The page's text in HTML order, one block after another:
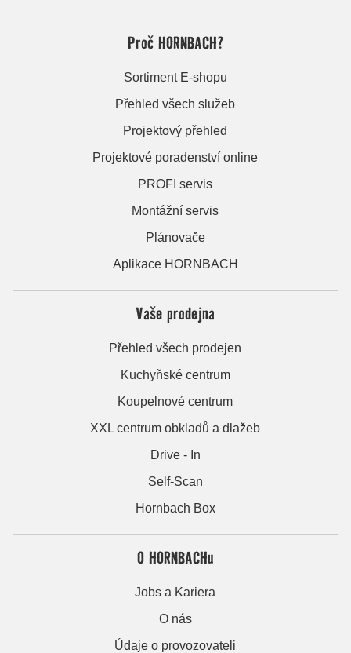
Proč HORNBACH?
Sortiment E-shopu
Přehled všech služeb
Projektový přehled
Projektové poradenství online
PROFI servis
Montážní servis
Plánovače
Aplikace HORNBACH
Vaše prodejna
Přehled všech prodejen
Kuchyňské centrum
Koupelnové centrum
XXL centrum obkladů a dlažeb
Drive - In
Self-Scan
Hornbach Box
O HORNBACHu
Jobs a Kariera
O nás
Údaje o provozovateli